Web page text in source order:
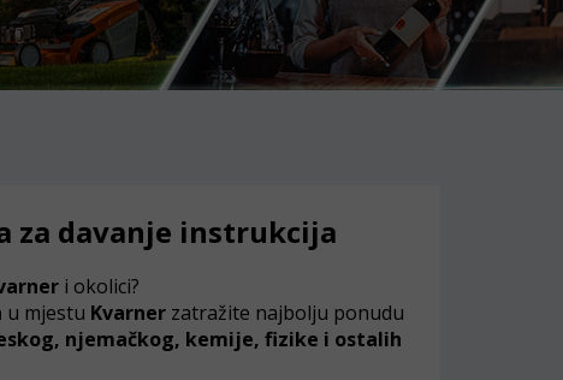
za davanje instrukcija
i okolici?
u mjestu Kvarner zatražite najbolju ponudu
njemačkog, kemije, fizike i ostalih